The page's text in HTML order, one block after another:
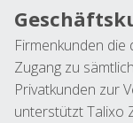
Firmenkunden
Zugang zu
Privatkunden zur
unterstützt Talixo